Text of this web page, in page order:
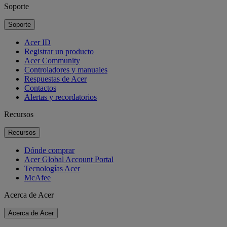
Soporte
Soporte
Acer ID
Registrar un producto
Acer Community
Controladores y manuales
Respuestas de Acer
Contactos
Alertas y recordatorios
Recursos
Recursos
Dónde comprar
Acer Global Account Portal
Tecnologías Acer
McAfee
Acerca de Acer
Acerca de Acer